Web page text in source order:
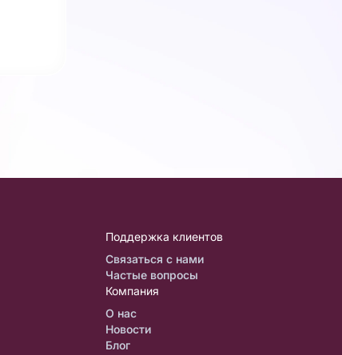
Поддержка клиентов
Связаться с нами
Частые вопросы
Компания
О нас
Новости
Блог